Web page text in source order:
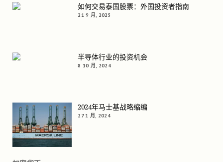
如何交易泰国股票：外国投资者指南
21 9 月, 2025
半导体行业的投资机会
8 10 月, 2024
2024年马士基战略缩编
27 1 月, 2024